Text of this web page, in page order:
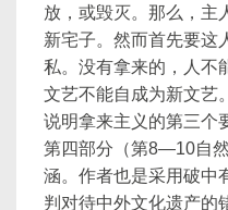
放，或毁灭。那么，主
新宅子。然而首先要这
私。没有拿来的，人不
文艺不能自成为新文艺
说明拿来主义的第三个
第四部分（第8—10自
涵。作者也是采用破中
判对待中外文化遗产的